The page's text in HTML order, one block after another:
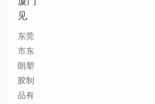
见
东莞
市东
朗塑
胶制
品有